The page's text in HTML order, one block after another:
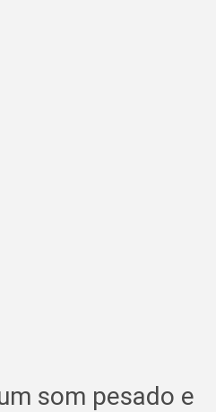
som pesado e